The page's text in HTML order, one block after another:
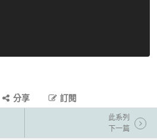
分享 訂閱
此系列
下一篇